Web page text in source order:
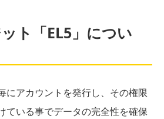
ト「EL5」につい
にアカウントを発行し、その権限
ている事でデータの完全性を確保